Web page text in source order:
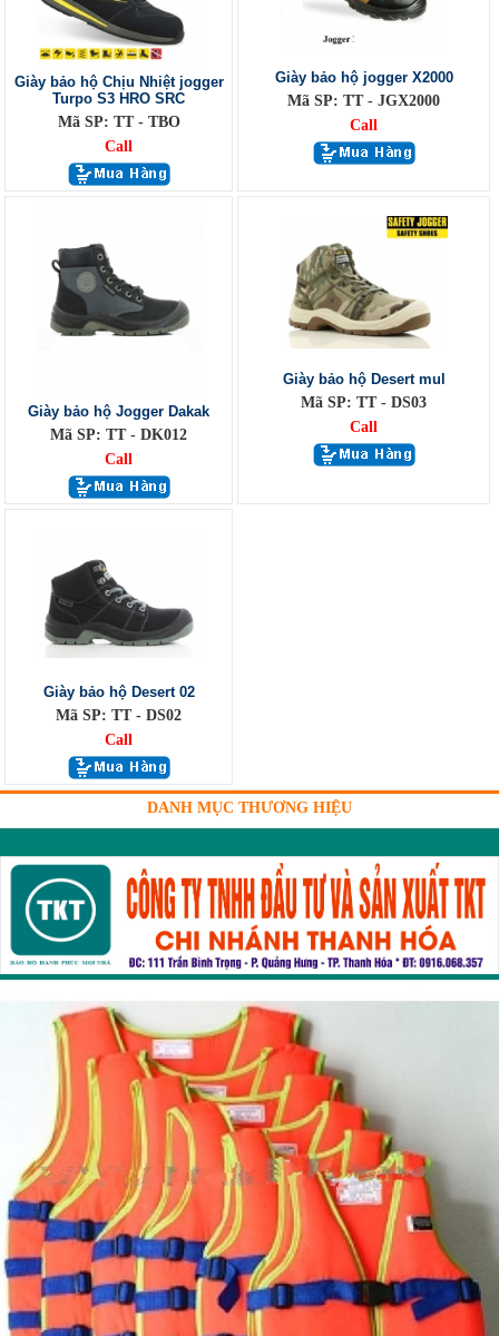
Giày bảo hộ Chịu Nhiệt jogger
Turpo S3 HRO SRC
Mã SP: TT - TBO
Call
Giày bảo hộ jogger X2000
Mã SP: TT - JGX2000
Call
Giày bảo hộ Jogger Dakak
Mã SP: TT - DK012
Call
Giày bảo hộ Desert mul
Mã SP: TT - DS03
Call
Giày bảo hộ Desert 02
Mã SP: TT - DS02
Call
DANH MỤC THƯƠNG HIỆU